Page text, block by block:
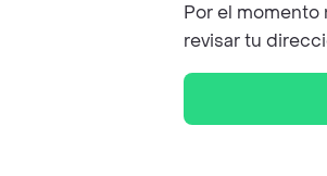
Por el
revisar tu